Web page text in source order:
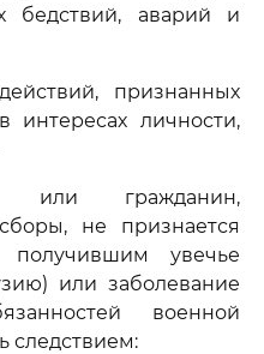
бедствий, аварий и
признанных
личности,
или гражданин,
не признается
увечье
или заболевание
военной
следствием: